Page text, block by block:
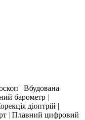
| Вбудована
барометр |
діоптрій |
| Плавний цифровий